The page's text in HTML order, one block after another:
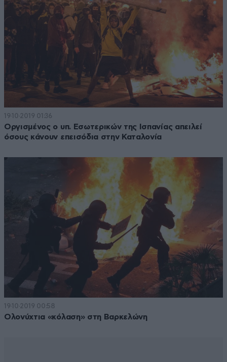
19·10·2019 01:36
Οργισμένος ο υπ. Εσωτερικών της Ισπανίας απειλεί
όσους κάνουν επεισόδια στην Καταλονία
19·10·2019 00:58
Ολονύχτια «κόλαση» στη Βαρκελώνη